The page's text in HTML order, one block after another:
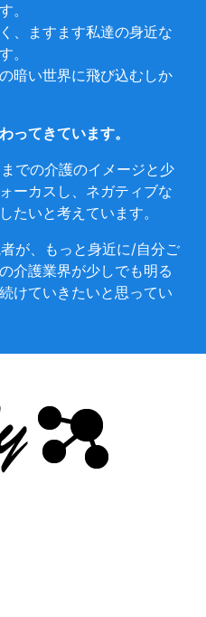
。
、ますます私達の身近な
。
暗い世界に飛び込むしか
ってきています。
での介護のイメージと少
ーカスし、ネガティブな
たいと考えています。
が、もっと身近に/自分ご
介護業界が少しでも明る
けていきたいと思ってい